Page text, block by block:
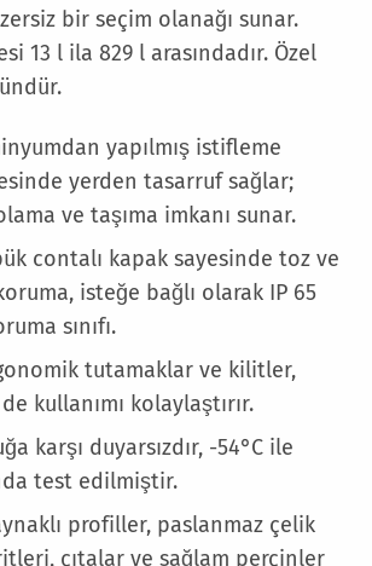
bir seçim olanağı sunar.
13 l ila 829 l arasındadır. Özel
yapılmış istifleme
yerden tasarruf sağlar;
ve taşıma imkanı sunar.
contalı kapak sayesinde toz ve
isteğe bağlı olarak IP 65
sınıfı.
tutamaklar ve kilitler,
kullanımı kolaylaştırır.
karşı duyarsızdır, -54°C ile
test edilmiştir.
profiller, paslanmaz çelik
çıtalar ve sağlam perçinler